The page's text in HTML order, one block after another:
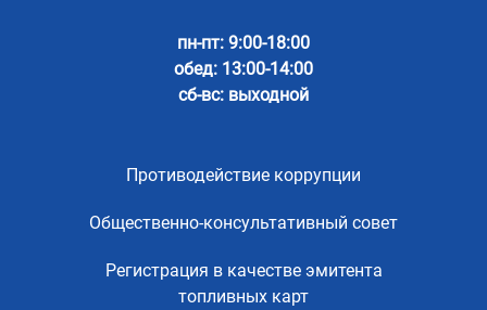
пн-пт: 9:00-18:00
обед: 13:00-14:00
сб-вс: выходной
Противодействие коррупции
Общественно-консультативный совет
Регистрация в качестве эмитента
топливных карт